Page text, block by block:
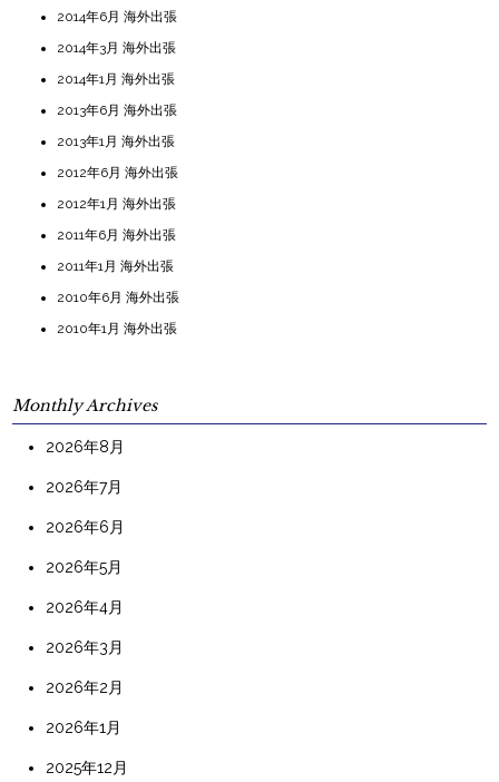
2014年6月 海外出張
2014年3月 海外出張
2014年1月 海外出張
2013年6月 海外出張
2013年1月 海外出張
2012年6月 海外出張
2012年1月 海外出張
2011年6月 海外出張
2011年1月 海外出張
2010年6月 海外出張
2010年1月 海外出張
Monthly Archives
2026年8月
2026年7月
2026年6月
2026年5月
2026年4月
2026年3月
2026年2月
2026年1月
2025年12月